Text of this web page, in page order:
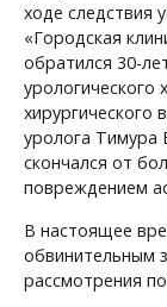
ходе следствия
«Городская
обратился 30-
урологического
хирургического
уролога Тимура
скончался от
повреждением
В настоящее
обвинительным
рассмотрения